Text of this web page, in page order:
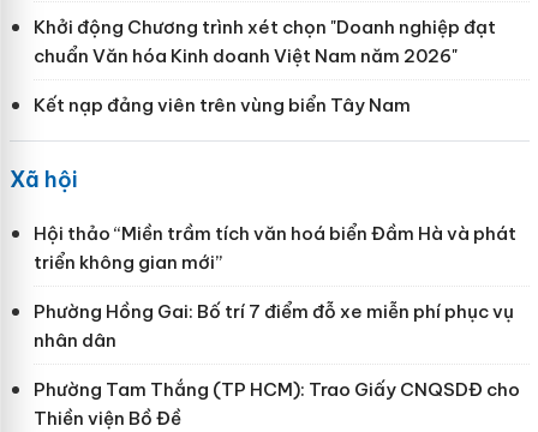
Khởi động Chương trình xét chọn "Doanh nghiệp đạt
chuẩn Văn hóa Kinh doanh Việt Nam năm 2026"
Kết nạp đảng viên trên vùng biển Tây Nam
Xã hội
Hội thảo “Miền trầm tích văn hoá biển Đầm Hà và phát
triển không gian mới”
Phường Hồng Gai: Bố trí 7 điểm đỗ xe miễn phí phục vụ
nhân dân
Phường Tam Thắng (TP HCM): Trao Giấy CNQSDĐ cho
Thiền viện Bồ Đề